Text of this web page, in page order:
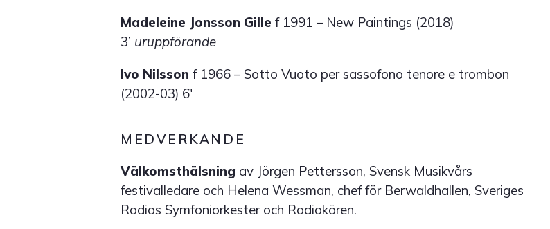
Madeleine Jonsson Gille f 1991 – New Paintings (2018)
3’ uruppförande
Ivo Nilsson f 1966 – Sotto Vuoto per sassofono tenore e trombon
(2002-03) 6'
MEDVERKANDE
Välkomsthälsning av Jörgen Pettersson, Svensk Musikvårs
festivalledare och Helena Wessman, chef för Berwaldhallen, Sveriges
Radios Symfoniorkester och Radiokören.